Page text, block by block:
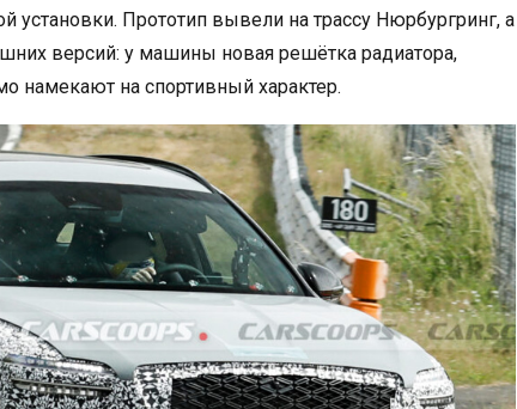
установки. Прототип вывели на трассу Нюрбургринг, а
версий: у машины новая решётка радиатора,
намекают на спортивный характер.